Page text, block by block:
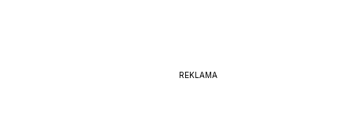
REKLAMA